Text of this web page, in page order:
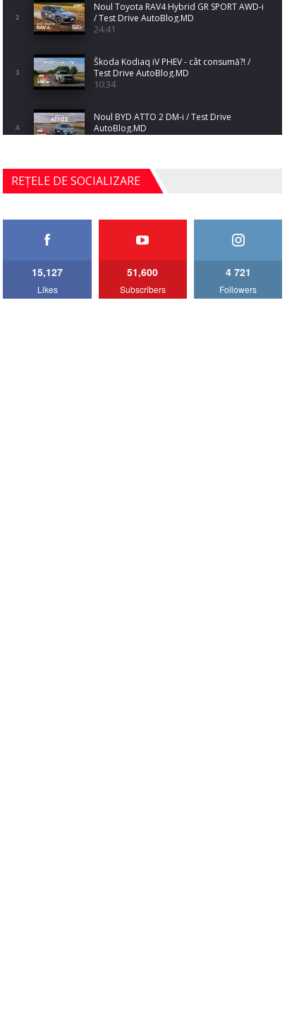
2
Noul Toyota RAV4 Hybrid GR SPORT AWD-i
/ Test Drive AutoBlog.MD
24:41
3
Škoda Kodiaq iV PHEV - cât consumă?! /
Test Drive AutoBlog.MD
10:34
4
Noul BYD ATTO 2 DM-i / Test Drive
AutoBlog.MD
5
Noul Mercedes-Benz S-Class facelift (S 580
4MATIC V223) / Test Drive AutoBlog.MD
27:33
AutoBlog.MD
REȚELE DE SOCIALIZARE
15,127
Likes
51,600
Subscribers
4 721
Followers